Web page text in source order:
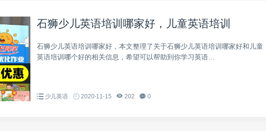
石狮少儿英语培训哪家好，儿童英语培训
石狮少儿英语培训哪家好，本文整理了关于石狮少儿英语培训哪家好和儿童
英语培训哪个好的相关信息，希望可以帮助到你学习英语…
少儿英语 2020-11-15 202 0